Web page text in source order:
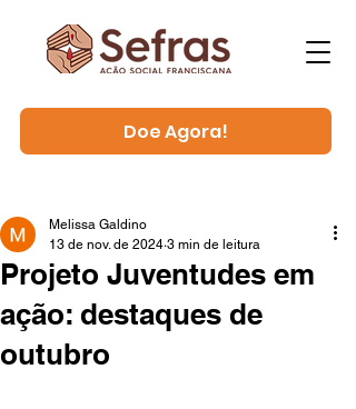
Doe Agora!
Projeto Juventudes em
ação: destaques de
outubro
Melissa Galdino
13 de nov. de 2024 3 min de leitura